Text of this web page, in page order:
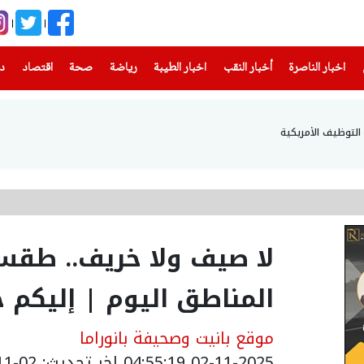
اخبار الناصرة
(current) أخبار النقب اخبار الطيبة(current) رياضة
(current) صحة(current) اقتصاد
التوظيف الأمريكية
لا صيف ولا خريف..
المناطق اليوم |
موقع بانيت وصحيفة بانوراما